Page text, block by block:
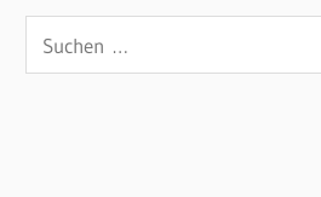
nach: